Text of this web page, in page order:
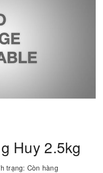
Huy 2.5kg
trạng: Còn hàng